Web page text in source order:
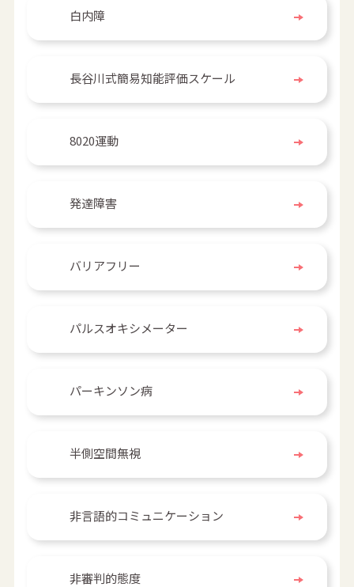
白内障
長谷川式簡易知能評価スケール
8020運動
発達障害
バリアフリー
パルスオキシメーター
パーキンソン病
半側空間無視
非言語的コミュニケーション
非審判的態度